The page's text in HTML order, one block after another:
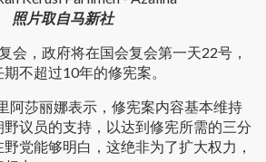
照片取自马新社
会，政府将在国会复会第一天22号，
不超过10年的修宪案。
阿莎丽娜表示，修宪案内容基本维持
议员的支持，以达到修宪所需的三分
党能够明白，这绝非为了扩大权力，